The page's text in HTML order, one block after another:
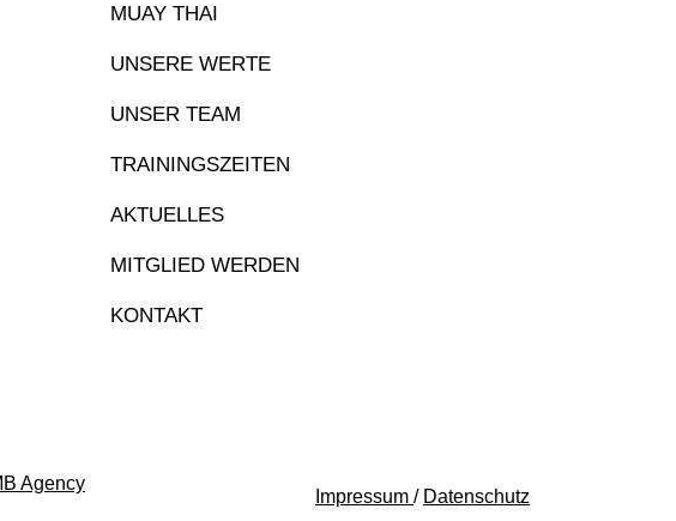
MUAY THAI
UNSERE WERTE
UNSER TEAM
TRAININGSZEITEN
AKTUELLES
MITGLIED WERDEN
KONTAKT
Agency
Impressum / Datenschutz